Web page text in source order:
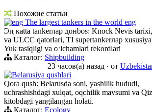
Похожие статьи
eng The largest tankers in the world eng
Эң кatta tankerлар донbos: Knock Nevis
va ULCC qatorlari, TI supertankerлар
Yuk tasiqligi va oʻlchamlari rekordlari
Каталог: Shipbuilding
23 часов(а) назад · от
Belarusiya qushlari
Qora qush: Belarusda soni, yashilik hududi,
uchrashishdagi xulqat, oqchilik mavsumi va
kitobdagi yangilangan holati.
Каталог: Ecology